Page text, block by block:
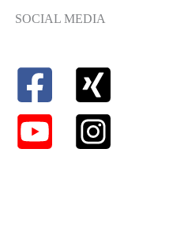
SOCIAL MEDIA